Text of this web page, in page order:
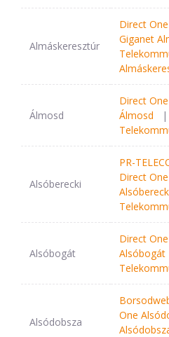
Almáskeresztúr
Direct
Giganet
Álmosd
Direct
Álmosd
|
Alsóberecki
PR-
Direct
Alsóbogát
Direct
Alsóbogát
Alsódobsza
One